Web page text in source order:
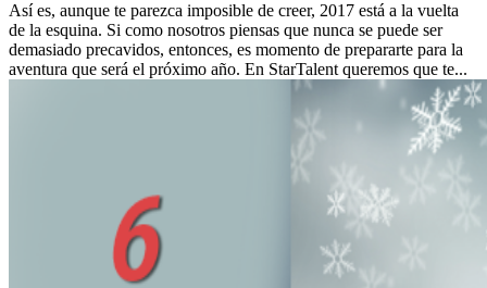
Así es, aunque te parezca imposible de creer, 2017 está a la vuelta
de la esquina. Si como nosotros piensas que nunca se puede ser
demasiado precavidos, entonces, es momento de prepararte para la
aventura que será el próximo año. En StarTalent queremos que te...